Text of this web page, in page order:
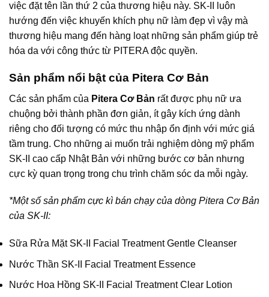
việc đặt tên lần thứ 2 của thương hiệu này. SK-II luôn
hướng đến việc khuyến khích phụ nữ làm đẹp vì vậy mà
thương hiệu mang đến hàng loạt những sản phẩm giúp trẻ
hóa da với công thức từ PITERA độc quyền.
Sản phẩm nổi bật của Pitera Cơ Bản
Các sản phẩm của Pitera Cơ Bản rất được phụ nữ ưa
chuộng bởi thành phần đơn giản, ít gây kích ứng dành
riêng cho đối tượng có mức thu nhập ổn định với mức giá
tầm trung. Cho những ai muốn trải nghiệm dòng mỹ phẩm
SK-II cao cấp Nhật Bản với những bước cơ bản nhưng
cực kỳ quan trọng trong chu trình chăm sóc da mỗi ngày.
*Một số sản phẩm cực kì bán chạy của dòng Pitera Cơ Bản
của SK-II:
Sữa Rửa Mặt SK-II Facial Treatment Gentle Cleanser
Nước Thần SK-II Facial Treatment Essence
Nước Hoa Hồng SK-II Facial Treatment Clear Lotion